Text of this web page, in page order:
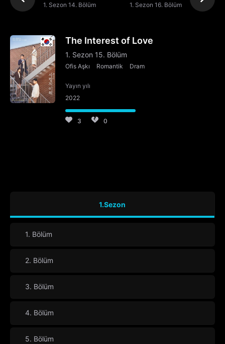
1. Sezon 14. Bölüm 1. Sezon 16. Bölüm
The Interest of Love
1. Sezon 15. Bölüm
Ofis Aşkı Romantik Dram
Yayın yılı
2022
3 0
1.Sezon
1. Bölüm
2. Bölüm
3. Bölüm
4. Bölüm
5. Bölüm